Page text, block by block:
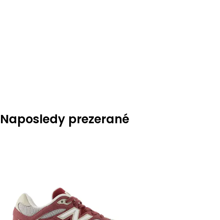
Naposledy prezerané